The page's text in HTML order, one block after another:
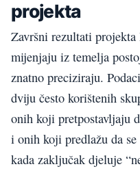
projekta
Završni rezultati
mijenjaju iz temelja
znatno preciziraju.
dviju često korištenih
onih koji pretpostavljaju
i onih koji predlažu da
kada zaključak djeluje